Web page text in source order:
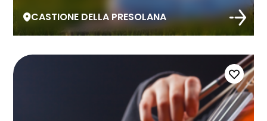
CASTIONE DELLA PRESOLANA